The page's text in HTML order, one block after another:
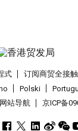
式 订阅商贸全接
Polski
网站导航 京ICP备